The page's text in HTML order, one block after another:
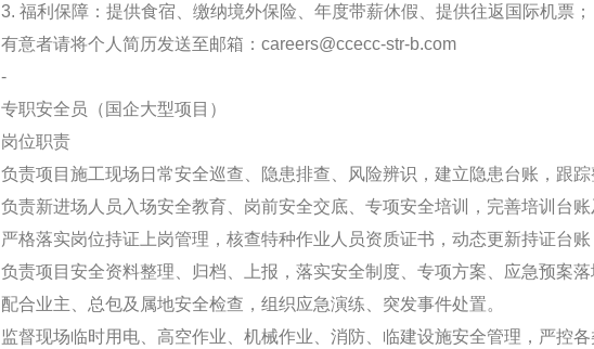
3. 福利保障：提供食宿、缴纳境外保险、年度带薪休假、提供往返国际机票；
有意者请将个人简历发送至邮箱：careers@ccecc-str-b.com
-
专职安全员（国企大型项目）
岗位职责
负责项目施工现场日常安全巡查、隐患排查、风险辨识，建立隐患台账，跟踪
负责新进场人员入场安全教育、岗前安全交底、专项安全培训，完善培训台账
严格落实岗位持证上岗管理，核查特种作业人员资质证书，动态更新持证台账
负责项目安全资料整理、归档、上报，落实安全制度、专项方案、应急预案落
配合业主、总包及属地安全检查，组织应急演练、突发事件处置。
监督现场临时用电、高空作业、机械作业、消防、临建设施安全管理，严控各